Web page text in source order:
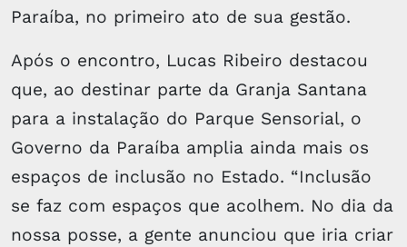
Paraíba, no primeiro ato de sua gestão.
Após o encontro, Lucas Ribeiro destacou
que, ao destinar parte da Granja Santana
para a instalação do Parque Sensorial, o
Governo da Paraíba amplia ainda mais os
espaços de inclusão no Estado. “Inclusão
se faz com espaços que acolhem. No dia da
nossa posse, a gente anunciou que iria criar